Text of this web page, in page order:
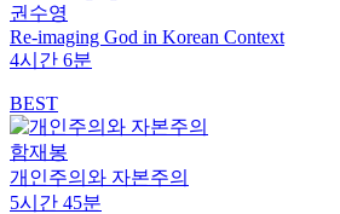
권수영
Re-imaging God in Korean Context
4시간 6분
BEST
함재봉
개인주의와 자본주의
5시간 45분